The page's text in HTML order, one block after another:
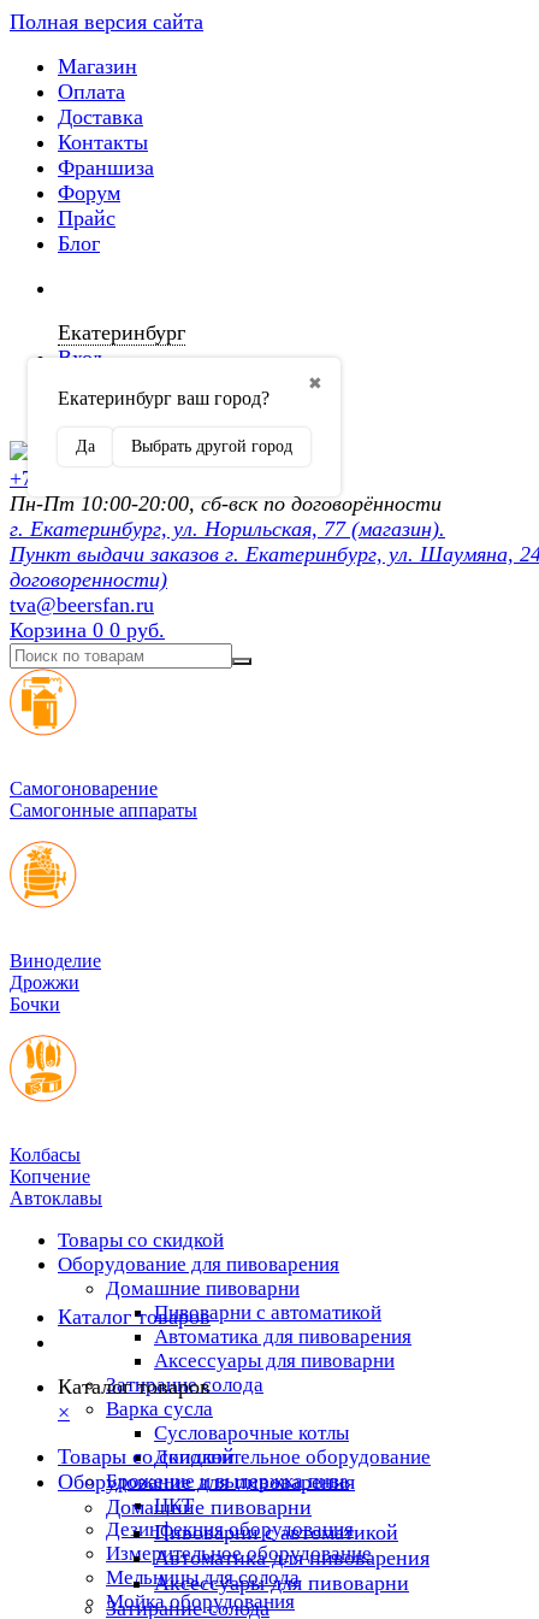
Полная версия сайта
Магазин
Оплата
Доставка
Контакты
Франшиза
Форум
Прайс
Блог
Екатеринбург
✖
Екатеринбург ваш город?
Да Выбрать другой город
Вход
Регистрация
+7 (902) 872-54-70
Пн-Пт 10:00-20:00, сб-вск по договорённости
г. Екатеринбург, ул. Норильская, 77 (магазин).
Пункт выдачи заказов г. Екатеринбург, ул. Шаумяна,
договоренности)
tva@beersfan.ru
Корзина 0 0 руб.
Cамогоноварение
Самогонные аппараты
Виноделие
Дрожжи
Бочки
Колбасы
Копчение
Автоклавы
Товары со скидкой
Оборудование для пивоварения
Домашние пивоварни
Пивоварни с автоматикой
Автоматика для пивоварения
Аксессуары для пивоварни
Затирание солода
Варка сусла
Cусловарочные котлы
Дополнительное оборудование
Брожение и выдержка пива
ЦКТ
Дезинфекция оборудования
Измерительное оборудование
Мельницы для солода
Мойка оборудования
Каталог товаров
Каталог товаров
×
Товары со скидкой
Оборудование для пивоварения
Домашние пивоварни
Пивоварни с автоматикой
Автоматика для пивоварения
Аксессуары для пивоварни
Затирание солода